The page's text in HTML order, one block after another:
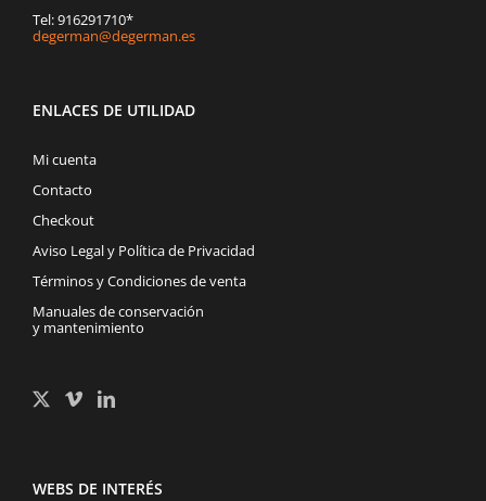
Tel: 916291710*
degerman@degerman.es
ENLACES DE UTILIDAD
Mi cuenta
Contacto
Checkout
Aviso Legal y Política de Privacidad
Términos y Condiciones de venta
Manuales de conservación
y mantenimiento
WEBS DE INTERÉS